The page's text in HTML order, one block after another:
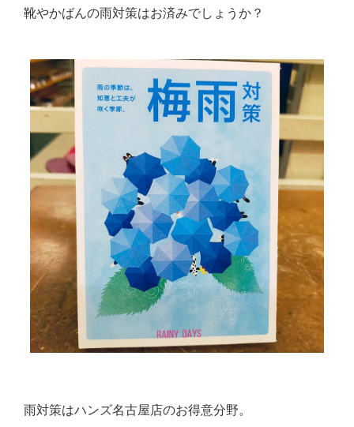
靴やかばんの雨対策はお済みでしょうか？
雨対策はハンズ名古屋店のお得意分野。